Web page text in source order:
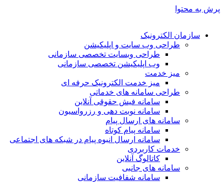
پرش به محتوا
سازمان الکترونیک
طراحی وب سایت و اپلیکیشن
طراحی وبسایت تخصصی سازمانی
وب اپلیکیشن تخصصی سازمانی
میز خدمت
میز خدمت الکترونیک حرفه ای
طراحی سامانه های خدماتی
سامانه فیش حقوقی آنلاین
سامانه نوبت دهی و رزرواسیون
سامانه های ارسال پیام
سامانه پیام کوتاه
سامانه ارسال انبوه پیام در شبکه های اجتماعی
خدمات کاربردی
کاتالوگ آنلاین
سامانه های جانبی
سامانه شفافیت سازمانی